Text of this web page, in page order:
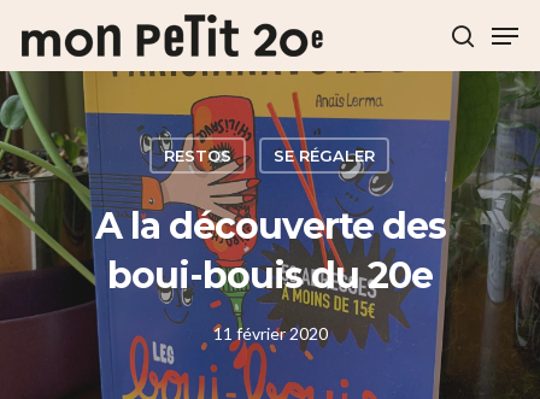
Hit enter to search or ESC to close
RESTOS SE RÉGALER
A la découverte des
boui-bouis du 20e
11 février 2020